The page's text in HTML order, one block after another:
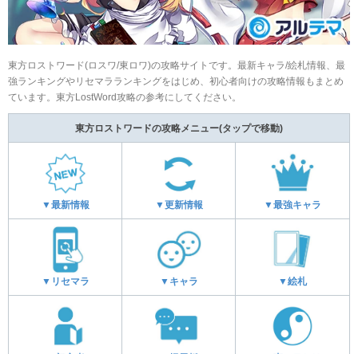
東方ロストワード(ロスワ/東ロワ)の攻略サイトです。最新キャラ/絵札情報、最
強ランキングやリセマラランキングをはじめ、初心者向けの攻略情報もまとめ
ています。東方LostWord攻略の参考にしてください。
東方ロストワードの攻略メニュー(タップで移動)
▼最新情報 ▼更新情報 ▼最強キャラ
▼リセマラ ▼キャラ ▼絵札